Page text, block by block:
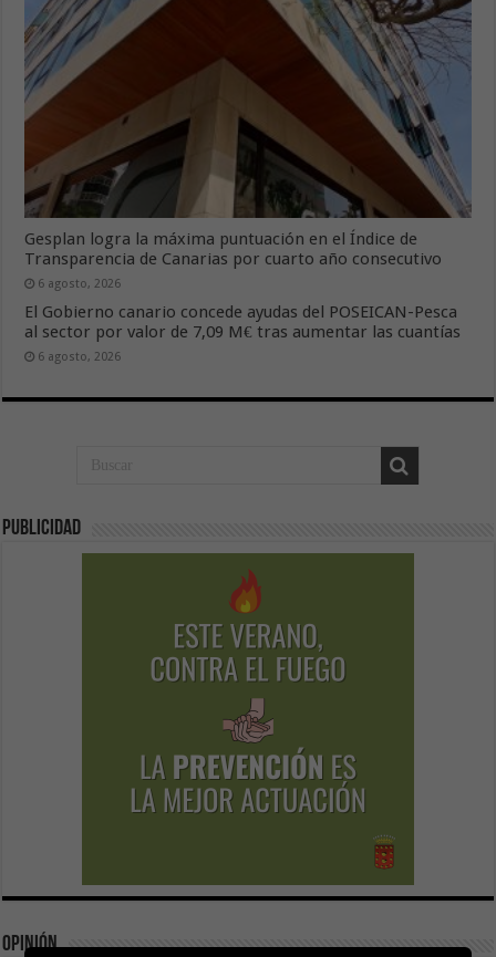
Gesplan logra la máxima puntuación en el Índice de
Transparencia de Canarias por cuarto año consecutivo
6 agosto, 2026
El Gobierno canario concede ayudas del POSEICAN-Pesca
al sector por valor de 7,09 M€ tras aumentar las cuantías
6 agosto, 2026
Publicidad
Opinión